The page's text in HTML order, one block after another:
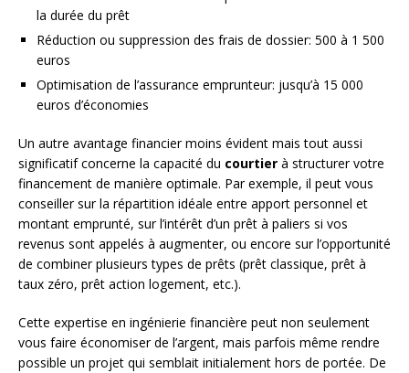
la durée du prêt
Réduction ou suppression des frais de dossier: 500 à 1 500
euros
Optimisation de l’assurance emprunteur: jusqu’à 15 000
euros d’économies
Un autre avantage financier moins évident mais tout aussi
significatif concerne la capacité du courtier à structurer votre
financement de manière optimale. Par exemple, il peut vous
conseiller sur la répartition idéale entre apport personnel et
montant emprunté, sur l’intérêt d’un prêt à paliers si vos
revenus sont appelés à augmenter, ou encore sur l’opportunité
de combiner plusieurs types de prêts (prêt classique, prêt à
taux zéro, prêt action logement, etc.).
Cette expertise en ingénierie financière peut non seulement
vous faire économiser de l’argent, mais parfois même rendre
possible un projet qui semblait initialement hors de portée. De